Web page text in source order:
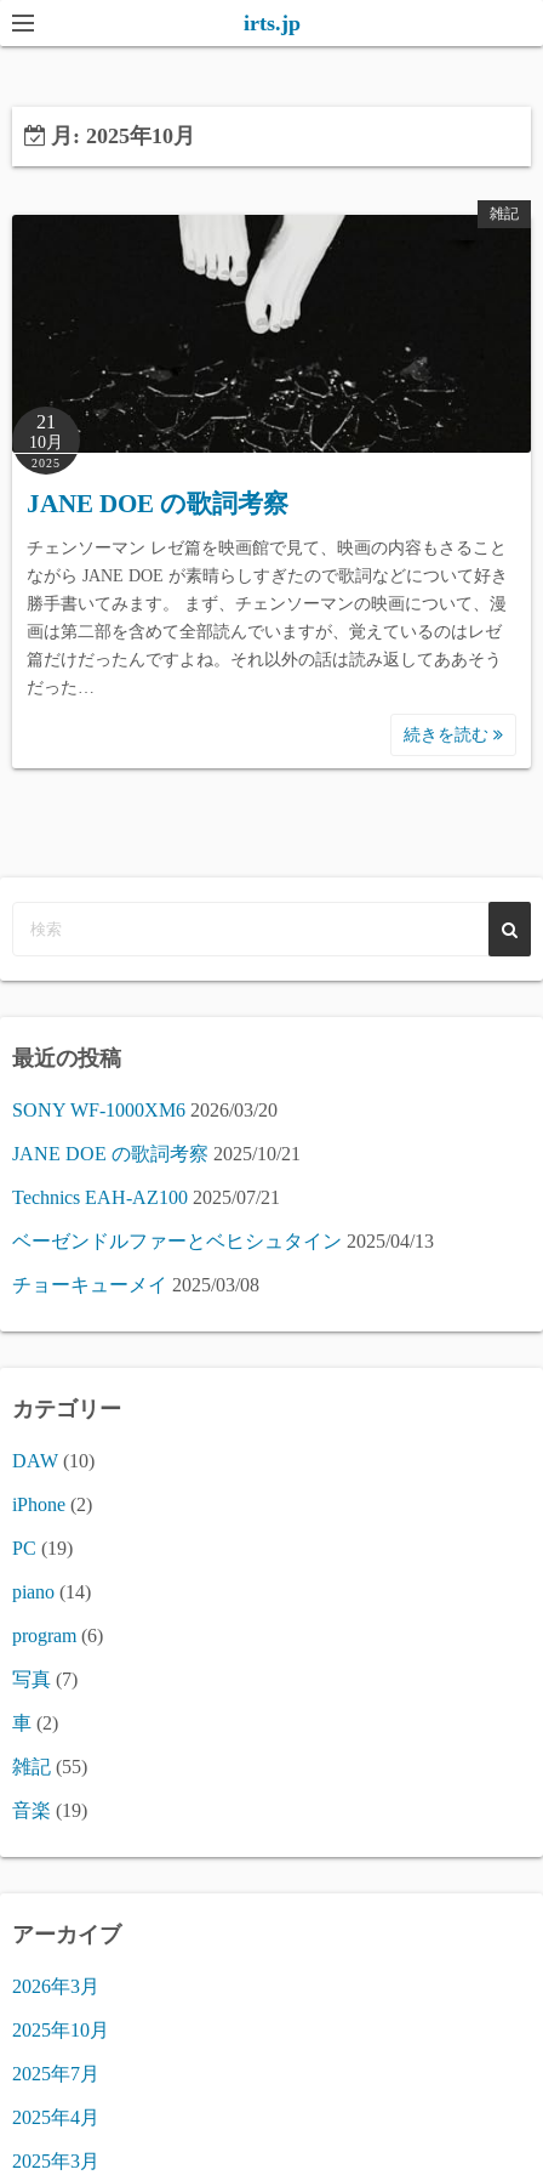
コ
ン
ン
へ
irts.jp
月: 2025年10月
雑記
21
10月
2025
JANE DOE の歌詞考察
チェンソーマン レゼ篇を映画館で見て、映画の内容もさること
ながら JANE DOE が素晴らしすぎたので歌詞などについて好き
勝手書いてみます。 まず、チェンソーマンの映画について、漫
画は第二部を含めて全部読んでいますが、覚えているのはレゼ
篇だけだったんですよね。それ以外の話は読み返してああそう
だった…
続きを読む
最近の投稿
SONY WF-1000XM6 2026/03/20
JANE DOE の歌詞考察 2025/10/21
Technics EAH-AZ100 2025/07/21
ベーゼンドルファーとベヒシュタイン 2025/04/13
チョーキューメイ 2025/03/08
カテゴリー
DAW (10)
iPhone (2)
PC (19)
piano (14)
program (6)
写真 (7)
車 (2)
雑記 (55)
音楽 (19)
アーカイブ
2026年3月
2025年10月
2025年7月
2025年4月
2025年3月